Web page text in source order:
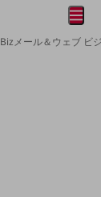
メニ
開く
Bizメール＆ウェブ ビ